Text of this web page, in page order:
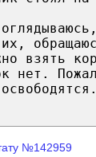
взять
нет.
№142959